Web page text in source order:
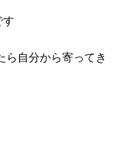
す
ら自分から寄ってき